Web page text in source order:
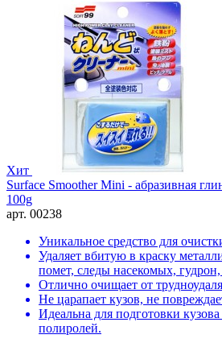
Хит
Surface Smoother Mini - абразивная
100g
арт. 00238
Уникальное средство для
Удаляет вбитую в краску
помет, следы насекомых,
Отлично очищает от
Не царапает кузов, не
Идеальна для подготовки
полиролей.